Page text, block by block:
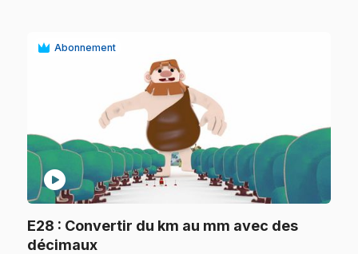
Abonnement
play_circle
E28 : Convertir du km au mm avec des
décimaux.